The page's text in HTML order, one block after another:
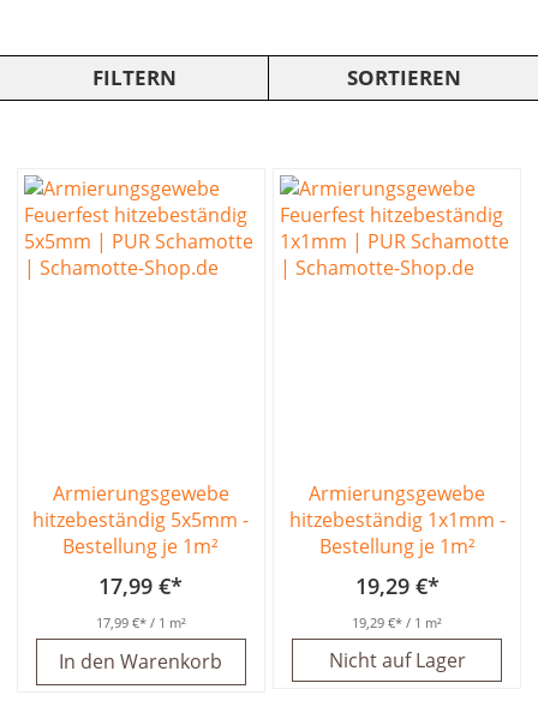
FILTERN SORTIEREN
Armierungsgewebe
hitzebeständig 5x5mm -
Bestellung je 1m²
17,99 €
17,99 € / 1 m²
In den Warenkorb
Armierungsgewebe
hitzebeständig 1x1mm -
Bestellung je 1m²
19,29 €
19,29 € / 1 m²
Nicht auf Lager